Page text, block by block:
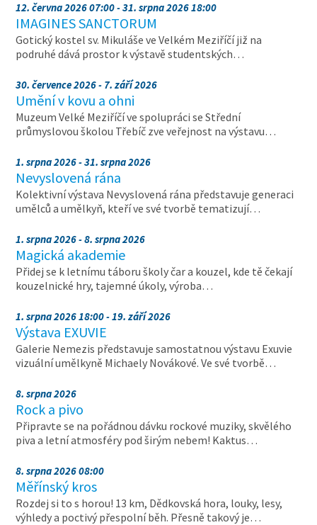
12. června 2026 07:00 - 31. srpna 2026 18:00
IMAGINES SANCTORUM
Gotický kostel sv. Mikuláše ve Velkém Meziříčí již na
podruhé dává prostor k výstavě studentských…
30. července 2026 - 7. září 2026
Umění v kovu a ohni
Muzeum Velké Meziříčí ve spolupráci se Střední
průmyslovou školou Třebíč zve veřejnost na výstavu…
1. srpna 2026 - 31. srpna 2026
Nevyslovená rána
Kolektivní výstava Nevyslovená rána představuje generaci
umělců a umělkyň, kteří ve své tvorbě tematizují…
1. srpna 2026 - 8. srpna 2026
Magická akademie
Přidej se k letnímu táboru školy čar a kouzel, kde tě čekají
kouzelnické hry, tajemné úkoly, výroba…
1. srpna 2026 18:00 - 19. září 2026
Výstava EXUVIE
Galerie Nemezis představuje samostatnou výstavu Exuvie
vizuální umělkyně Michaely Novákové. Ve své tvorbě…
8. srpna 2026
Rock a pivo
Připravte se na pořádnou dávku rockové muziky, skvělého
piva a letní atmosféry pod širým nebem! Kaktus…
8. srpna 2026 08:00
Měřínský kros
Rozdej si to s horou! 13 km, Dědkovská hora, louky, lesy,
výhledy a poctivý přespolní běh. Přesně takový je…